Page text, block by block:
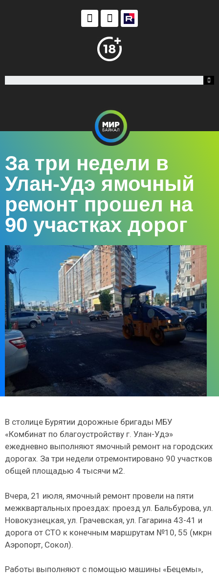
За три недели в
Улан-Удэ ямочный
ремонт прошел на
90 участках дорог
В столице Бурятии дорожные бригады МБУ
«Комбинат по благоустройству г. Улан-Удэ»
ежедневно выполняют ямочный ремонт на городских
дорогах. За три недели отремонтировано 90 участков
общей площадью 4 тысячи м2.
Вчера, 21 июля, ямочный ремонт провели на пяти
межквартальных проездах: проезд ул. Бальбурова, ул.
Новокузнецкая, ул. Грачевская, ул. Гагарина 43-41 и
дорога от СТО к конечным маршрутам №10, 55 (мкрн
Аэропорт, Сокол).
Работы выполняют с помощью машины «Бецемы»,